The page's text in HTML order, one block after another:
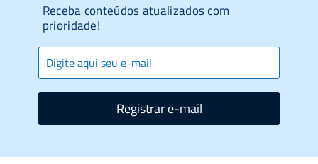
Receba conteúdos atualizados com
prioridade!
Registrar e-mail